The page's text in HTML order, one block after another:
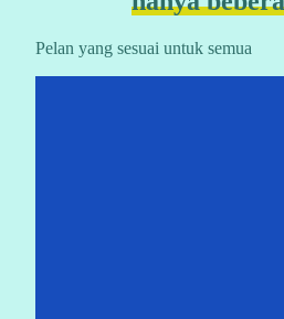
Pelan yang sesuai untuk semua